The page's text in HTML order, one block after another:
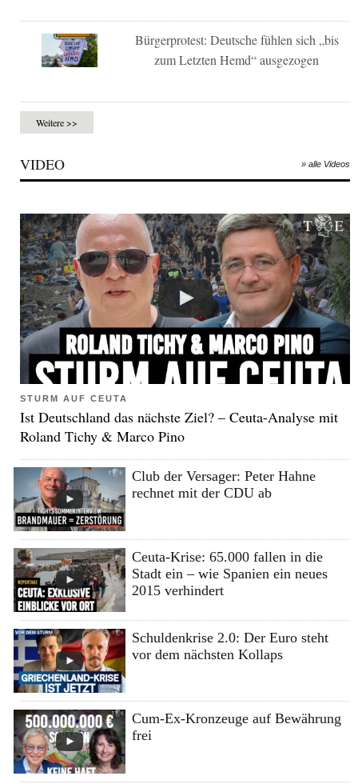
Bürgerprotest: Deutsche fühlen sich „bis
zum Letzten Hemd“ ausgezogen
Weitere >>
VIDEO » alle Videos
STURM AUF CEUTA
Ist Deutschland das nächste Ziel? – Ceuta-Analyse mit
Roland Tichy & Marco Pino
Club der Versager: Peter Hahne
rechnet mit der CDU ab
Ceuta-Krise: 65.000 fallen in die
Stadt ein – wie Spanien ein neues
2015 verhindert
Schuldenkrise 2.0: Der Euro steht
vor dem nächsten Kollaps
Cum-Ex-Kronzeuge auf Bewährung
frei